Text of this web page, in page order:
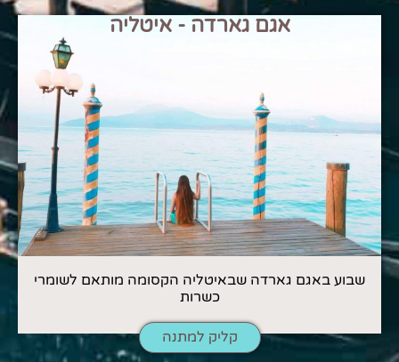
אגם גארדה - איטליה
שבוע באגם גארדה שבאיטליה הקסומה מותאם לשומרי
כשרות
קליק למתנה